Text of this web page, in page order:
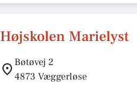
Højskolen Marielyst
Bøtøvej 2
4873 Væggerløse